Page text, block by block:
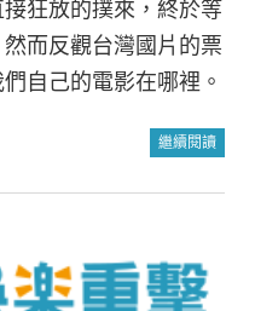
狂放的撲來，終於等
而反觀台灣國片的票
自己的電影在哪裡。
繼續閱讀